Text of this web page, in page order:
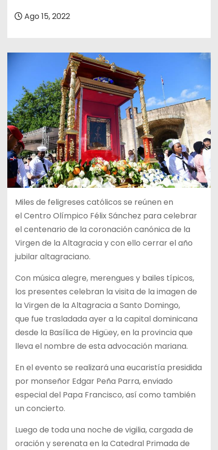
Ago 15, 2022
Miles de feligreses católicos se reúnen en
el Centro Olímpico Félix Sánchez para celebrar
el centenario de la coronación canónica de la
Virgen de la Altagracia y con ello cerrar el año
jubilar altagraciano.
Con música alegre, merengues y bailes típicos,
los presentes celebran la visita de la imagen de
la Virgen de la Altagracia a Santo Domingo,
que fue trasladada ayer a la capital dominicana
desde la Basílica de Higüey, en la provincia que
lleva el nombre de esta advocación mariana.
En el evento se realizará una eucaristía presidida
por monseñor Edgar Peña Parra, enviado
especial del Papa Francisco, así como también
un concierto.
Luego de toda una noche de vigilia, cargada de
oración y serenata en la Catedral Primada de